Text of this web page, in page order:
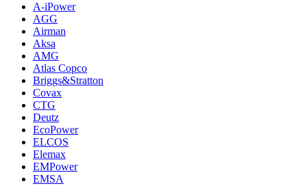
A-iPower
AGG
Airman
Aksa
AMG
Atlas Copco
Briggs&Stratton
Covax
CTG
Deutz
EcoPower
ELCOS
Elemax
EMPower
EMSA